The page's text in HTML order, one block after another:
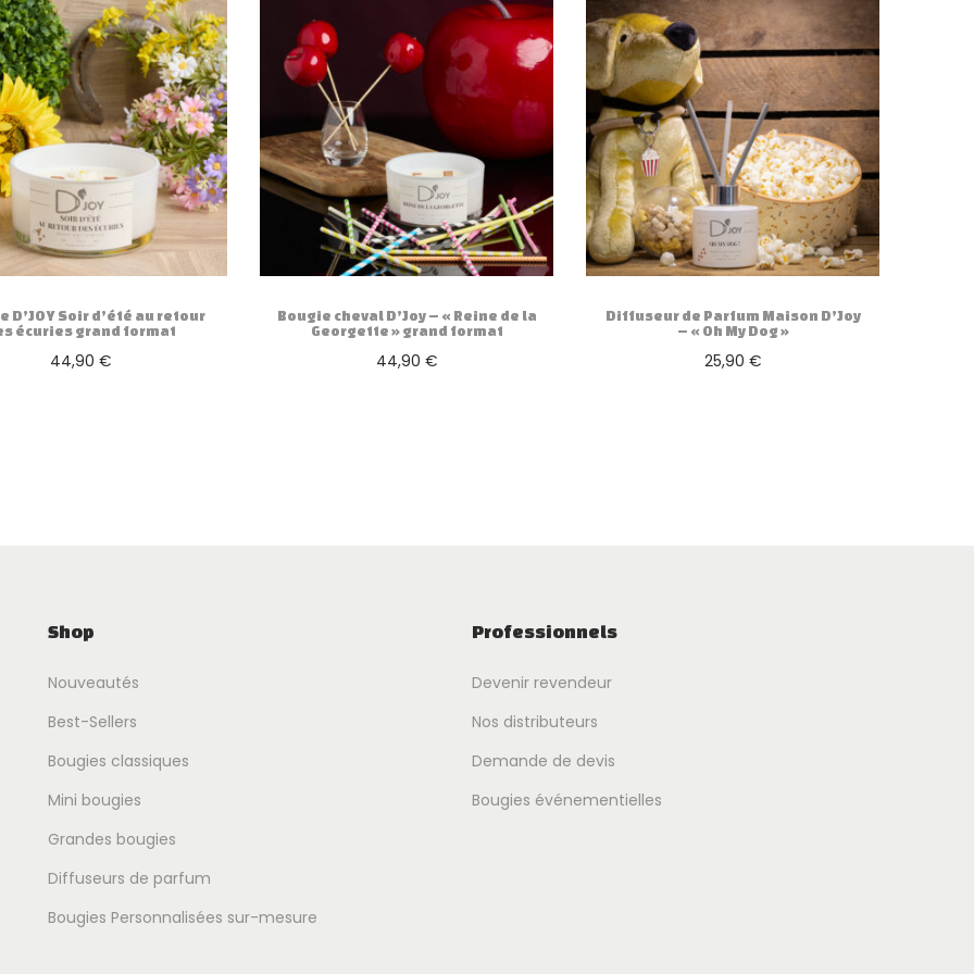
o
r
m
a
t
D’JOY Soir d’été au retour
écuries grand format
44,90 €
Bougie cheval D’Joy – « Reine de la
Georgette » grand format
44,90 €
Diffuseur de Parfum Maison D’Joy
– « Oh My Dog »
25,90 €
Shop
Nouveautés
Best-Sellers
Bougies classiques
Mini bougies
Grandes bougies
Diffuseurs de parfum
Bougies Personnalisées sur-mesure
Professionnels
Devenir revendeur
Nos distributeurs
Demande de devis
Bougies événementielles